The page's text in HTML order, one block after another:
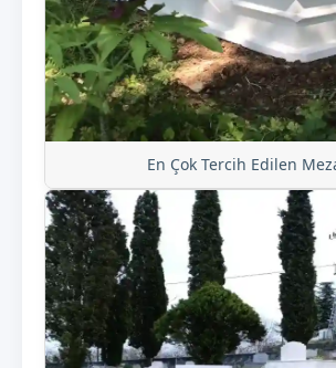
En Çok Tercih Edilen